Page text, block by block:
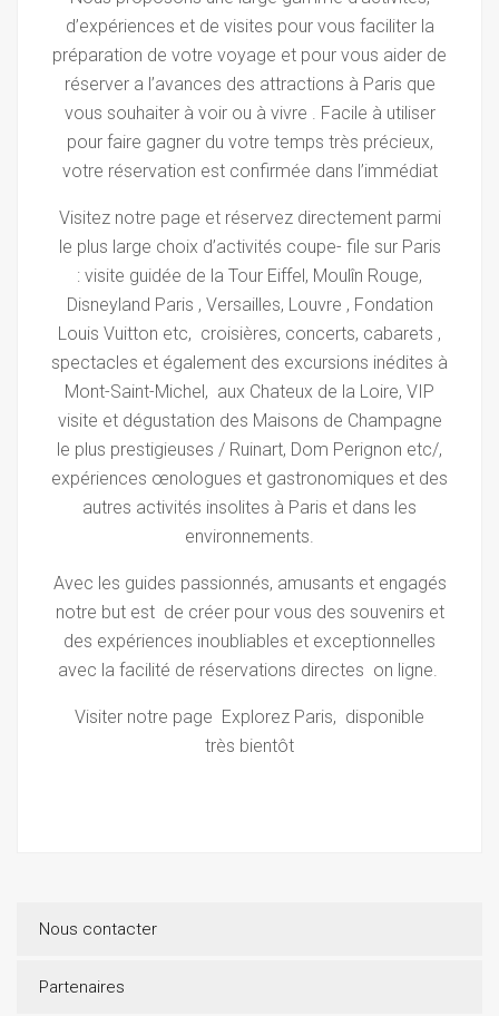
d’expériences et de visites pour vous faciliter la
préparation de votre voyage et pour vous aider de
réserver a l’avances des attractions à Paris que
vous souhaiter à voir ou à vivre . Facile à utiliser
pour faire gagner du votre temps très précieux,
votre réservation est confirmée dans l’immédiat
Visitez notre page et réservez directement parmi
le plus large choix d’activités coupe- file sur Paris
: visite guidée de la Tour Eiffel, Moulîn Rouge,
Disneyland Paris , Versailles, Louvre , Fondation
Louis Vuitton etc, croisières, concerts, cabarets ,
spectacles et également des excursions inédites à
Mont-Saint-Michel, aux Chateux de la Loire, VIP
visite et dégustation des Maisons de Champagne
le plus prestigieuses / Ruinart, Dom Perignon etc/,
expériences œnologues et gastronomiques et des
autres activités insolites à Paris et dans les
environnements.
Avec les guides passionnés, amusants et engagés
notre but est de créer pour vous des souvenirs et
des expériences inoubliables et exceptionnelles
avec la facilité de réservations directes on ligne.
Visiter notre page Explorez Paris, disponible
très bientôt
Nous contacter
Partenaires